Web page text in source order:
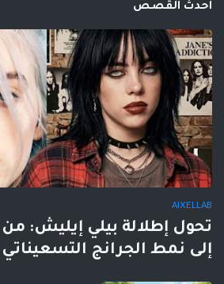
احدث القصص
AIXELLAB
تحول إطلالة بيلي إيليش:
إلى نمط الجرانج التسعيناتي